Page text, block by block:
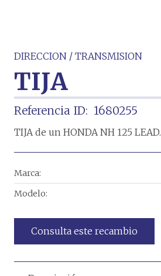
DIRECCION / TRANSMISION
TIJA
Referencia ID: 1680255
TIJA de un HONDA NH 125 LEAD.
Consulta este recambio
Marca:
Modelo: